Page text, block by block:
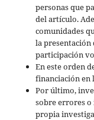
personas que
del artículo.
comunidades
la presentación
participación
En este orden
financiación en
Por último,
sobre errores o
propia